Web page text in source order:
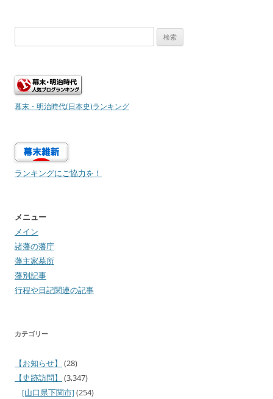
索:
幕末・明治時代(日本史)ランキング
ランキングにご協力を！
メニュー
メイン
諸藩の藩庁
藩主家墓所
藩別記事
行程や日記関連の記事
カテゴリー
【お知らせ】
(28)
【史跡訪問】
(3,347)
[山口県下関市](254)